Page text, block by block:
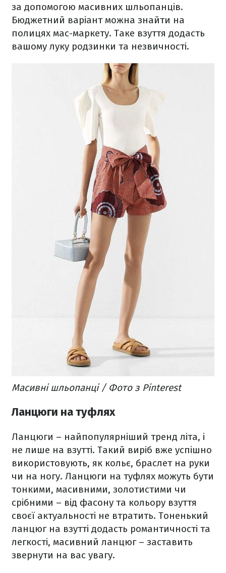
за допомогою масивних шльопанців.
Бюджетний варіант можна знайти на
полицях мас-маркету. Таке взуття додасть
вашому луку родзинки та незвичності.
Масивні шльопанці / Фото з Pinterest
Ланцюги на туфлях
Ланцюги – найпопулярніший тренд літа, і
не лише на взутті. Такий виріб вже успішно
використовують, як кольє, браслет на руки
чи на ногу. Ланцюги на туфлях можуть бути
тонкими, масивними, золотистими чи
срібними – від фасону та кольору взуття
своєї актуальності не втратить. Тоненький
ланцюг на взутті додасть романтичності та
легкості, масивний ланцюг – заставить
звернути на вас увагу.